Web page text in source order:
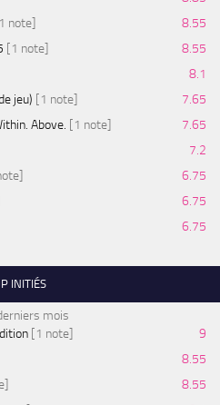
note]
8.55
[1 note]
8.55
8.1
jeu) [1 note]
7.65
Above. [1 note]
7.65
7.2
6.75
6.75
6.75
INITIÉS
mois
[1 note]
9
8.55
8.55